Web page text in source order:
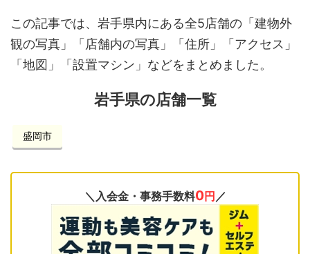
この記事では、岩手県内にある全5店舗の「建物外
観の写真」「店舗内の写真」「住所」「アクセス」
「地図」「設置マシン」などをまとめました。
岩手県の店舗一覧
盛岡市
＼入会金・事務手数料0円 ／